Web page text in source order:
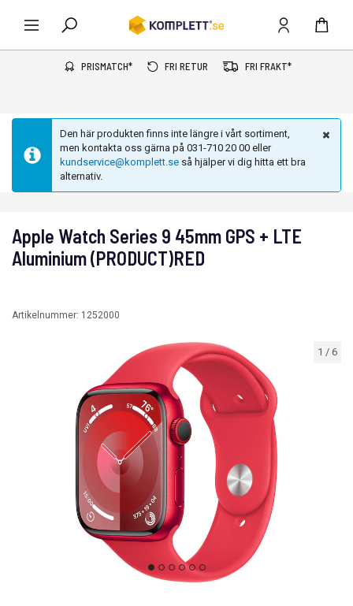
PRISMATCH* FRI RETUR FRI FRAKT*
Den här produkten finns inte längre i vårt sortiment,
men kontakta oss gärna på 031-710 20 00 eller
kundservice@komplett.se så hjälper vi dig hitta ett bra
alternativ.
1 / 6
Apple Watch Series 9 45mm GPS + LTE
Aluminium (PRODUCT)RED
Artikelnummer: 1252000